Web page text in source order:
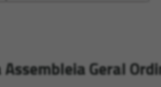
Geral